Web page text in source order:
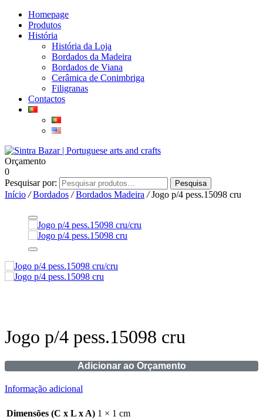
Homepage
Produtos
História
História da Loja
Bordados da Madeira
Bordados de Viana
Cerâmica de Conimbriga
Filigranas
Contactos
Orçamento
0
Pesquisar por:
Pesquisa
Início / Bordados / Bordados Madeira /Jogo p/4 pess.15098 cru
Jogo p/4 pess.15098 cru
Adicionar ao Orçamento
Informação adicional
Dimensões (C x L x A) 1 × 1 cm